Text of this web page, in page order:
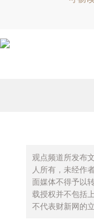
观点频道所发布
人所有，未经作
面媒体不得予以
载授权并不包括
不代表财新网的